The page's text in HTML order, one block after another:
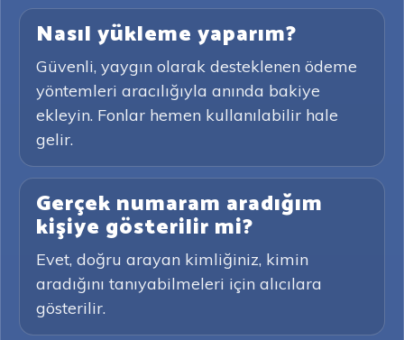
Nasıl yükleme yaparım?
Güvenli, yaygın olarak desteklenen ödeme
yöntemleri aracılığıyla anında bakiye
ekleyin. Fonlar hemen kullanılabilir hale
gelir.
Gerçek numaram aradığım
kişiye gösterilir mi?
Evet, doğru arayan kimliğiniz, kimin
aradığını tanıyabilmeleri için alıcılara
gösterilir.